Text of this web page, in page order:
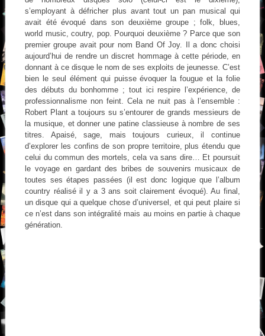
s’employant à défricher plus avant tout un pan musical qui
avait été évoqué dans son deuxième groupe ; folk, blues,
world music, coutry, pop. Pourquoi deuxième ? Parce que son
premier groupe avait pour nom Band Of Joy. Il a donc choisi
aujourd’hui de rendre un discret hommage à cette période, en
donnant à ce disque le nom de ses exploits de jeunesse. C’est
bien le seul élément qui puisse évoquer la fougue et la folie
des débuts du bonhomme ; tout ici respire l’expérience, de
professionnalisme non feint. Cela ne nuit pas à l’ensemble :
Robert Plant a toujours su s’entourer de grands messieurs de
la musique, et donner une patine classieuse à nombre de ses
titres. Apaisé, sage, mais toujours curieux, il continue
d’explorer les confins de son propre territoire, plus étendu que
celui du commun des mortels, cela va sans dire… Et poursuit
le voyage en gardant des bribes de souvenirs musicaux de
toutes ses étapes passées (il est donc logique que l’album
country réalisé il y a 3 ans soit clairement évoqué). Au final,
un disque qui a quelque chose d’universel, et qui peut plaire si
ce n’est dans son intégralité mais au moins en partie à chaque
génération.